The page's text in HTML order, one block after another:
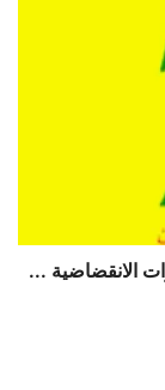
الانقضاضية ...